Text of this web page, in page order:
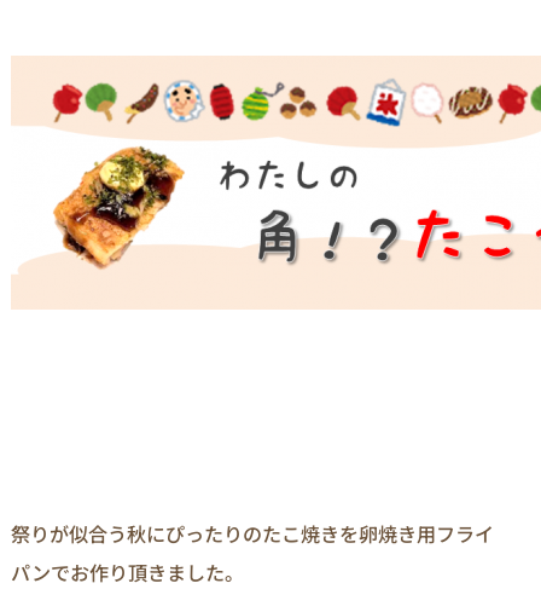
祭りが似合う秋にぴったりのたこ焼きを卵焼き用フライ
パンでお作り頂きました。